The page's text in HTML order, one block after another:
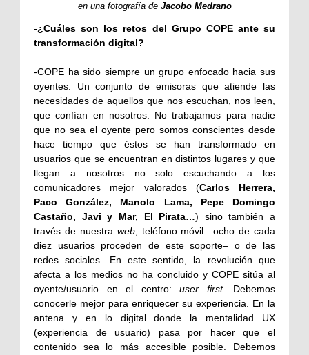
en una fotografía de Jacobo Medrano
-¿Cuáles son los retos del Grupo COPE ante su
transformación digital?
-COPE ha sido siempre un grupo enfocado hacia sus
oyentes. Un conjunto de emisoras que atiende las
necesidades de aquellos que nos escuchan, nos leen,
que confían en nosotros. No trabajamos para nadie
que no sea el oyente pero somos conscientes desde
hace tiempo que éstos se han transformado en
usuarios que se encuentran en distintos lugares y que
llegan a nosotros no solo escuchando a los
comunicadores mejor valorados (Carlos Herrera,
Paco González, Manolo Lama, Pepe Domingo
Castaño, Javi y Mar, El Pirata…) sino también a
través de nuestra web, teléfono móvil –ocho de cada
diez usuarios proceden de este soporte– o de las
redes sociales. En este sentido, la revolución que
afecta a los medios no ha concluido y COPE sitúa al
oyente/usuario en el centro: user first. Debemos
conocerle mejor para enriquecer su experiencia. En la
antena y en lo digital donde la mentalidad UX
(experiencia de usuario) pasa por hacer que el
contenido sea lo más accesible posible. Debemos